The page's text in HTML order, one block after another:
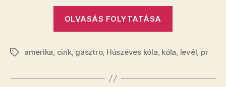
OLVASÁS FOLYTATÁSA
feltalálta
időutazást”
Címkékamerika, cink, gasztro, Húszéves kóla, kóla, levél, pr